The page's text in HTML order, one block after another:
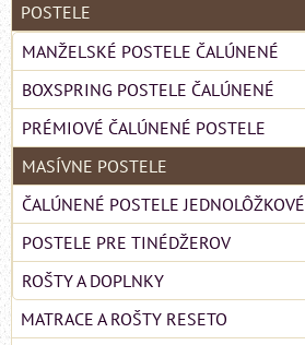
POSTELE
MANŽELSKÉ POSTELE ČALÚNENÉ
BOXSPRING POSTELE ČALÚNENÉ
PRÉMIOVÉ ČALÚNENÉ POSTELE
MASÍVNE POSTELE
ČALÚNENÉ POSTELE JEDNOLÔŽKOVÉ
POSTELE PRE TINÉDŽEROV
ROŠTY A DOPLNKY
MATRACE A ROŠTY RESETO